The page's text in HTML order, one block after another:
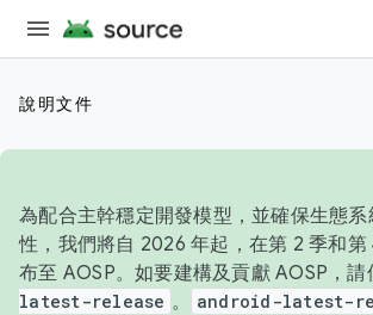
說明文件
為配合主幹穩定開發模型，並確保生態
性，我們將自 2026 年起，在第 2 季和第
布至 AOSP。如要建構及貢獻 AOSP，請
latest-release 。 android-latest-